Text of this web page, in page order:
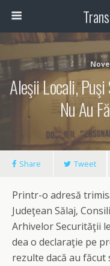
Aleşii Locali,
Nu Au
Share Tweet
Printr-o adresă
Judeţean Sălaj,
Arhivelor Securităţii
dea o declaraţie pe
rezulte dacă au